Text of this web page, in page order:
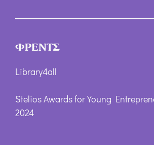
ΦΡΕΝΤΣ
Library4all
Stelios Awards for Young
2024